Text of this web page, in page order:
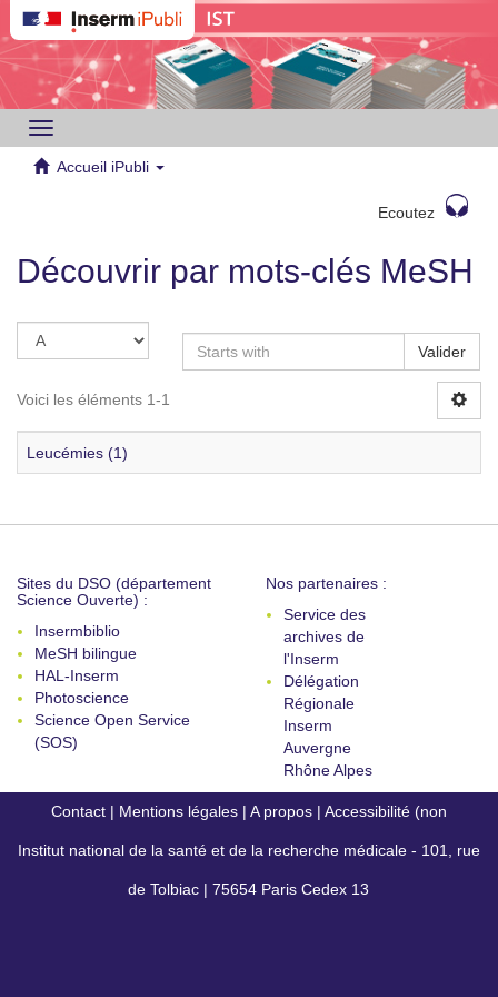
Toggle
navigation
Accueil iPubli
Ecoutez
Découvrir par mots-clés MeSH
Valider
Voici les éléments 1-1
Leucémies (1)
Sites du DSO (département
Science Ouverte) :
Insermbiblio
MeSH bilingue
HAL-Inserm
Photoscience
Science Open Service
(SOS)
Nos partenaires :
Service des
archives de
l'Inserm
Délégation
Régionale
Inserm
Auvergne
Rhône Alpes
Contact | Mentions légales | A propos | Accessibilité (non
conforme)
Institut national de la santé et de la recherche médicale - 101, rue
de Tolbiac | 75654 Paris Cedex 13